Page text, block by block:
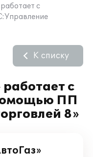
с
с
ПП
8»
К списку